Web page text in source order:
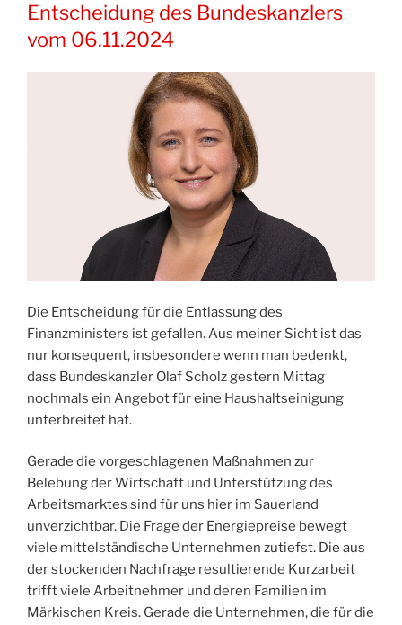
Entscheidung des Bundeskanzlers
vom 06.11.2024
Die Entscheidung für die Entlassung des
Finanzministers ist gefallen. Aus meiner Sicht ist das
nur konsequent, insbesondere wenn man bedenkt,
dass Bundeskanzler Olaf Scholz gestern Mittag
nochmals ein Angebot für eine Haushaltseinigung
unterbreitet hat.
Gerade die vorgeschlagenen Maßnahmen zur
Belebung der Wirtschaft und Unterstützung des
Arbeitsmarktes sind für uns hier im Sauerland
unverzichtbar. Die Frage der Energiepreise bewegt
viele mittelständische Unternehmen zutiefst. Die aus
der stockenden Nachfrage resultierende Kurzarbeit
trifft viele Arbeitnehmer und deren Familien im
Märkischen Kreis. Gerade die Unternehmen, die für die